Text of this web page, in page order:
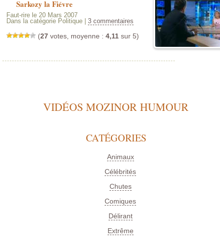
Sarkozy la Fiévre
Faut-rire le 20 Mars 2007
Dans la catégorie Politique |3 commentaires
(27 votes, moyenne :4,11 sur 5)
VIDÉOS MOZINOR HUMOUR
CATÉGORIES
Animaux
Célébrités
Chutes
Comiques
Délirant
Extrême